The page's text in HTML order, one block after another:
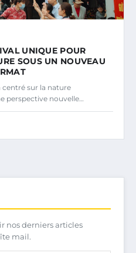
UNIQUE POUR
SOUS UN NOUVEAU
centré sur la nature
perspective nouvelle…
nos derniers articles
mail.